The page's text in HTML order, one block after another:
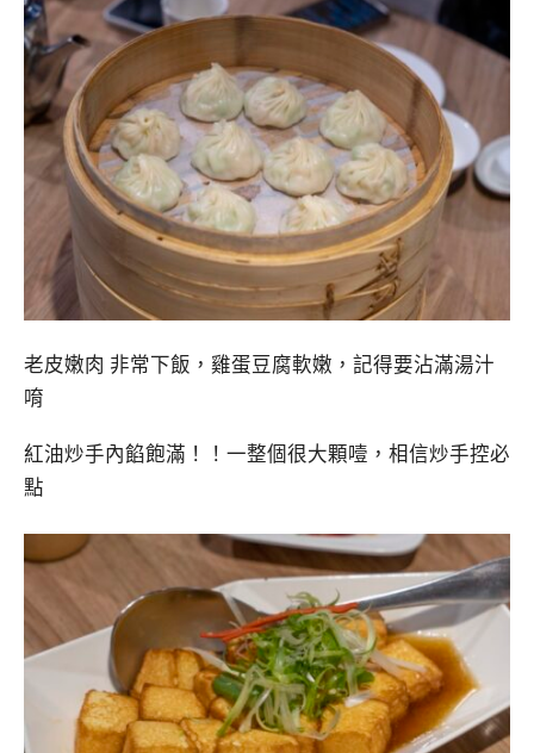
老皮嫩肉 非常下飯，雞蛋豆腐軟嫩，記得要沾滿湯汁
唷
紅油炒手內餡飽滿！！一整個很大顆噎，相信炒手控必
點